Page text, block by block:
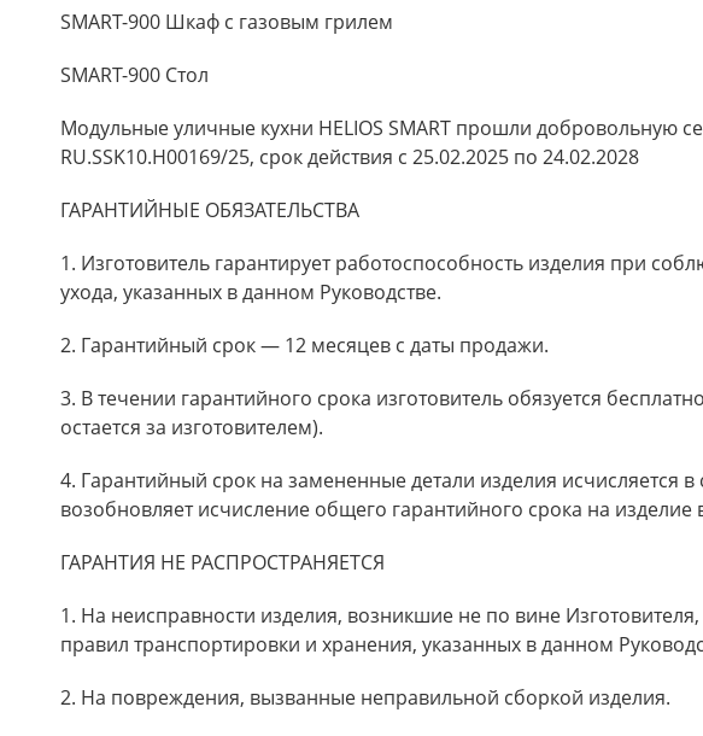
SMART-900 Шкаф с газовым грилем
SMART-900 Стол
Модульные уличные кухни HELIOS SMART прошли добровольную
RU.SSK10.H00169/25, срок действия с 25.02.2025 по 24.02.2028
ГАРАНТИЙНЫЕ ОБЯЗАТЕЛЬСТВА
1. Изготовитель гарантирует работоспособность изделия при
ухода, указанных в данном Руководстве.
2. Гарантийный срок — 12 месяцев с даты продажи.
3. В течении гарантийного срока изготовитель обязуется
остается за изготовителем).
4. Гарантийный срок на замененные детали изделия
возобновляет исчисление общего гарантийного срока на изделие
ГАРАНТИЯ НЕ РАСПРОСТРАНЯЕТСЯ
1. На неисправности изделия, возникшие не по вине
правил транспортировки и хранения, указанных в данном
2. На повреждения, вызванные неправильной сборкой изделия.